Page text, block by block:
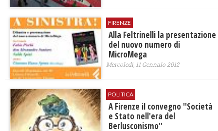
FIRENZE
Alla Feltrinelli la presentazione
del nuovo numero di
MicroMega
Mercoledì, 11 Gennaio 2012
POLITICA
A Firenze il convegno ''Società
e Stato nell'era del
Berlusconismo''